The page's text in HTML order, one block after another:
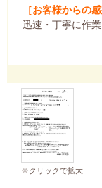
［お客様からの感
迅速・丁寧に作業
※クリックで拡大